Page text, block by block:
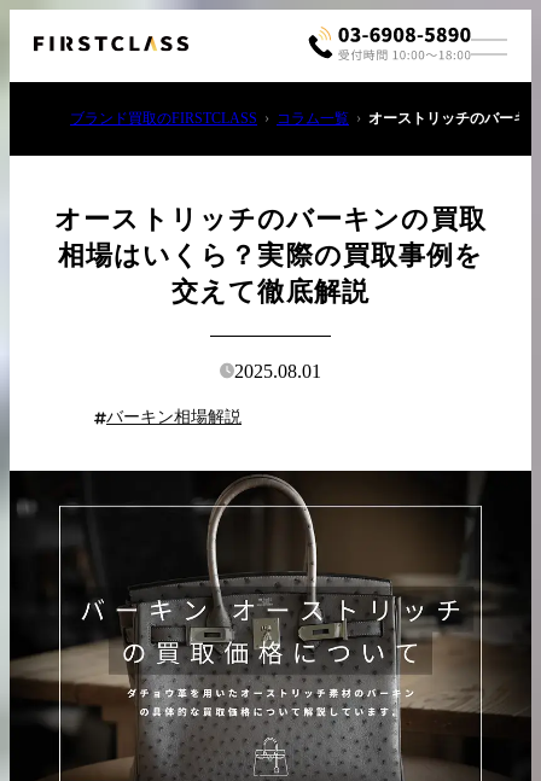
03-6908-5890
出張買取の
お申込み
宅配買取の
お申込み
ブランド買取のFIRSTCLASS コラム一覧 オーストリッチのバーキ
オーストリッチのバーキンの買取
相場はいくら？実際の買取事例を
交えて徹底解説
2025.08.01
バーキン相場解説